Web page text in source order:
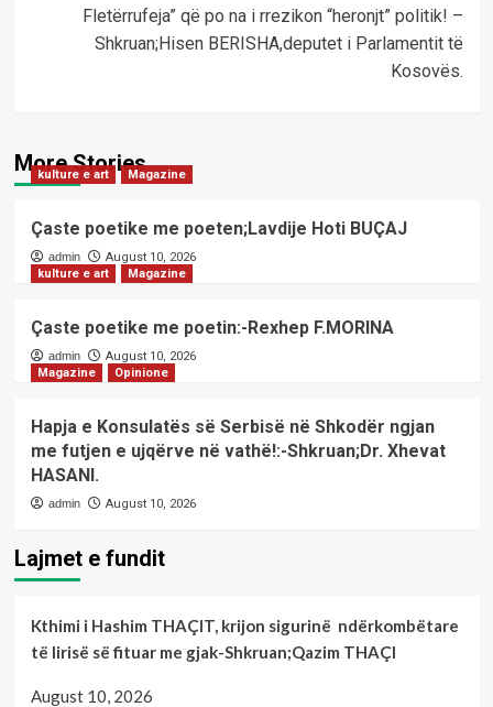
Fletërrufeja” që po na i rrezikon “heronjt” politik! –
Shkruan;Hisen BERISHA,deputet i Parlamentit të
Kosovës.
More Stories
kulture e art Magazine
Çaste poetike me poeten;Lavdije Hoti BUÇAJ
admin
August 10, 2026
kulture e art
Magazine
Çaste poetike me poetin:-Rexhep F.MORINA
admin
August 10, 2026
Magazine
Opinione
Hapja e Konsulatës së Serbisë në Shkodër ngjan
me futjen e ujqërve në vathë!:-Shkruan;Dr. Xhevat
HASANI.
admin August 10, 2026
Lajmet e fundit
Kthimi i Hashim THAÇIT, krijon sigurinë ndërkombëtare
të lirisë së fituar me gjak-Shkruan;Qazim THAÇI
August 10, 2026